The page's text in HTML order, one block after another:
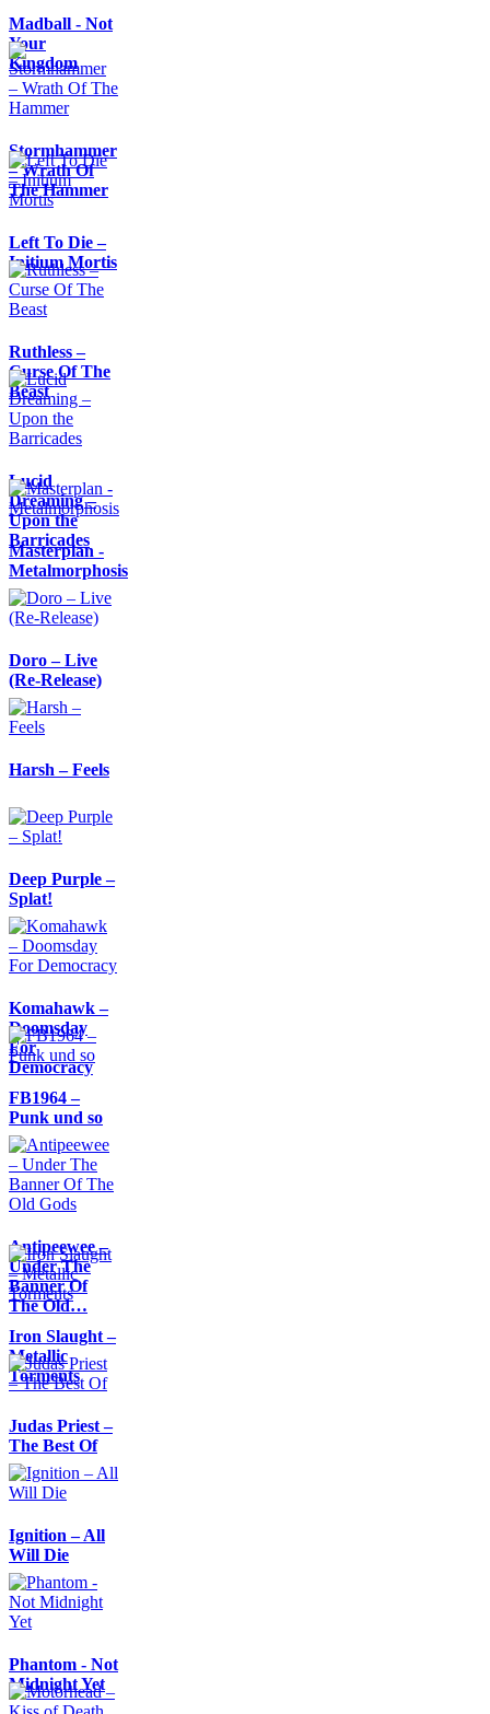
Madball - Not
Your
Kingdom
Stormhammer
– Wrath Of
The Hammer
Left To Die –
Initium Mortis
Ruthless –
Curse Of The
Beast
Lucid
Dreaming –
Upon the
Barricades
Masterplan -
Metalmorphosis
Doro – Live
(Re-Release)
Harsh – Feels
Deep Purple –
Splat!
Komahawk –
Doomsday
For
Democracy
FB1964 –
Punk und so
Antipeewee –
Under The
Banner Of
The Old…
Iron Slaught –
Metallic
Torments
Judas Priest –
The Best Of
Ignition – All
Will Die
Phantom - Not
Midnight Yet